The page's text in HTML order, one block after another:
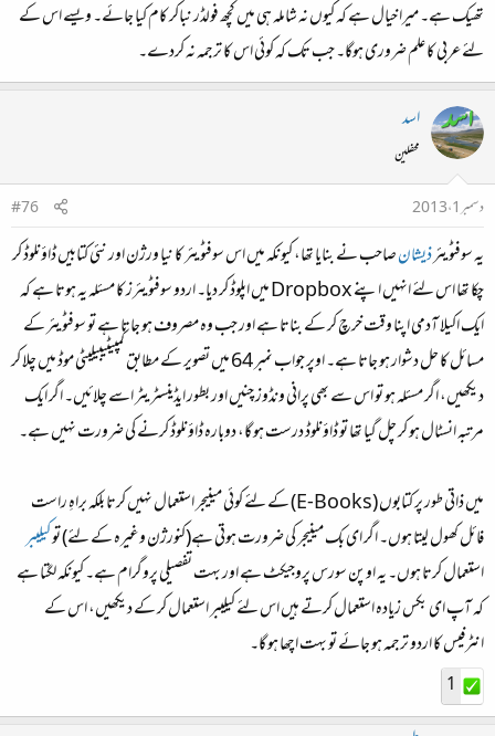
تھیک ہے۔ میرا خیال ہے کہ کیوں نہ شاملہ ہی میں کچھ فولڈر نباکر کام کیا جائے۔ ویسے اس کے
لئے عربی کا علم ضروری ہوگا۔ جب تک کہ کوئی اس کا ترجمہ نہ کردے۔
اسد
محفلین
دسمبر 1، 2013
#76
یہ سوفٹویئرذیشانصاحب نے بنایا تھا، کیونکہ میں اس سوفٹویئر کا نیا ورژن اور نئی کتابیں ڈاؤنلوڈ کر
چکا تھا اس لئے انہیں اپنے Dropbox میں اپلوڈ کر دیا۔ اردو سوفٹویئرز کا مسئلہ یہ ہوتا ہے کہ
ایک اکیلا آدمی اپنا وقت خرچ کر کے بناتا ہے اور جب وہ مصروف ہو جاتا ہے تو سوفٹویئر کے
مسائل کا حل دشوار ہو جاتا ہے۔ اوپر جواب نمبر 64 میں تصویر کے مطابق کمپیٹیبیلیٹی موڈ میں چلا کر
دیکھیں، اگر مسئلہ ہو تو اس سے بھی پرانی ونڈوز چنیں اور بطور ایڈینسٹریٹر اسے چلائیں۔ اگر ایک
مرتبہ انسٹال ہو کر چل گیا تھا تو ڈاؤنلوڈ درست ہو گا، دوبارہ ڈاؤنلوڈ کرنے کی ضرورت نہیں ہے۔
میں ذاتی طور پر کتابوں (E-Books) کے لئے کوئی مینیجر استعمال نہیں کرتا بلکہ براہِ راست
فائل کھول لیتا ہوں۔ اگر ای بک مینیجر کی ضرورت ہوتی ہے(کنورژن وغیرہ کے لئے) توکیلیبر
استعمال کرتا ہوں۔ یہ اوپن سورس پروجیکٹ ہے اور بہت تفصیلی پروگرام ہے۔ کیونکہ لگتا ہے
کہ آپ ای بکس زیادہ استعمال کرتے ہیں اس لئے کیلیبر استعمال کر کے دیکھیں، اس کے
انٹرفیس کا اردو ترجمہ ہو جائے تو بہت اچھا ہو گا۔
1